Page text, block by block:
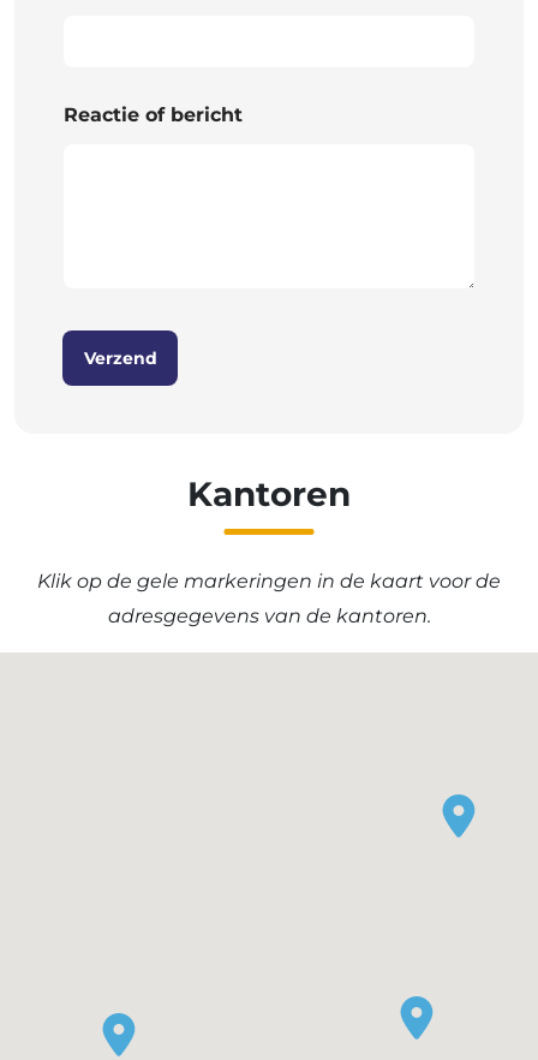
Reactie of bericht
Verzend
Kantoren
Klik op de gele markeringen in de kaart voor de
adresgegevens van de kantoren.